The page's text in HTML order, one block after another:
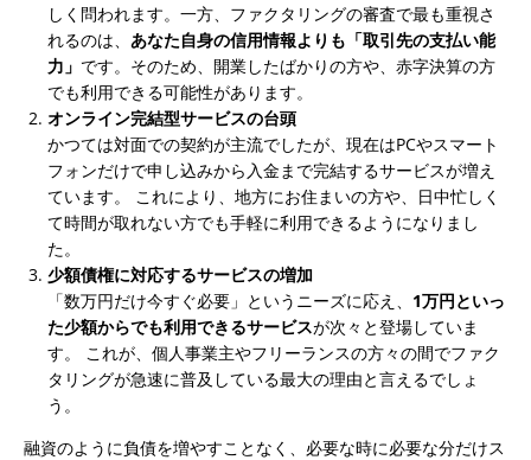
しく問われます。一方、ファクタリングの審査で最も重視さ
れるのは、 あなた自身の信用情報よりも「取引先の支払い能
力」 です。そのため、開業したばかりの方や、赤字決算の方
でも利用できる可能性があります。
オンライン完結型サービスの台頭
かつては対面での契約が主流でしたが、現在はPCやスマート
フォンだけで申し込みから入金まで完結するサービスが増え
ています。 これにより、地方にお住まいの方や、日中忙しく
て時間が取れない方でも手軽に利用できるようになりまし
た。
少額債権に対応するサービスの増加
「数万円だけ今すぐ必要」というニーズに応え、 1万円といっ
た少額からでも利用できるサービスが次々と登場していま
す。 これが、個人事業主やフリーランスの方々の間でファク
タリングが急速に普及している最大の理由と言えるでしょ
う。
融資のように負債を増やすことなく、必要な時に必要な分だけス